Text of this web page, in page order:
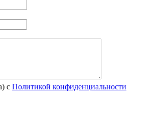
с Политикой конфиденциальности